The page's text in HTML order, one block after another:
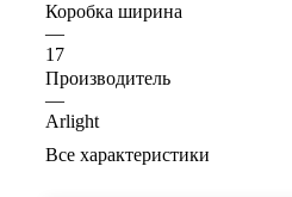
Коробка ширина
—
17
Производитель
—
Arlight
Все характеристики